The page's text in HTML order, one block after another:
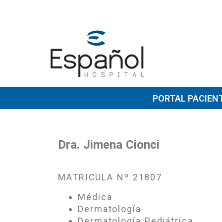
PORTAL
Dra. Jimena Cionci
MATRICULA Nº 21807
Médica
Dermatología